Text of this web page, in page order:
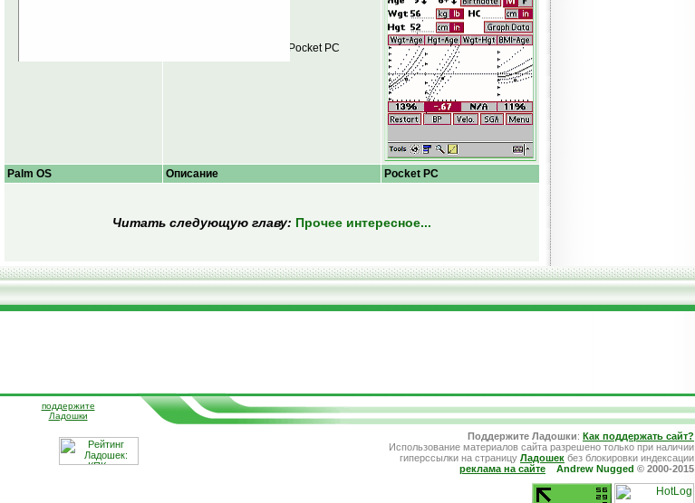
Эмулятор Palm OS для Pocket PC
Palm OS Описание Pocket PC
Читать следующую главу: Прочее интересное...
поддержите
Ладошки
Поддержите Ладошки: Как поддержать сайт?
Использование материалов сайта разрешено только при наличии
гиперссылки на страницу Ладошек без блокировки индексации
реклама на сайте
Andrew Nugged © 2000-2015